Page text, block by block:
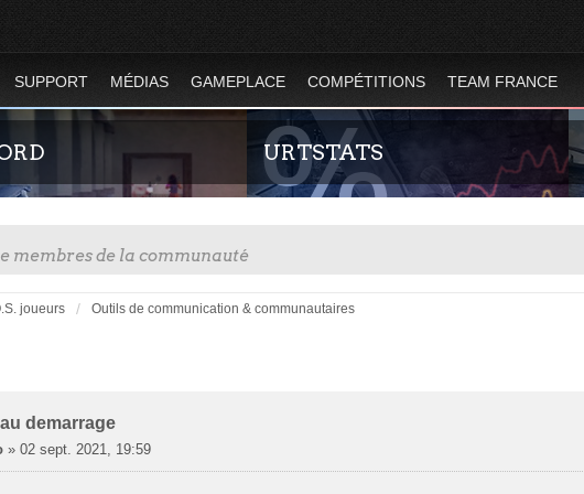
SUPPORT MÉDIAS GAMEPLACE COMPÉTITIONS TEAM FRANCE
nous sur le discord Urban Terror
URTSTATS
membres de la communauté
joueurs Outils de communication & communautaires
demarrage
» 02 sept. 2021, 19:59